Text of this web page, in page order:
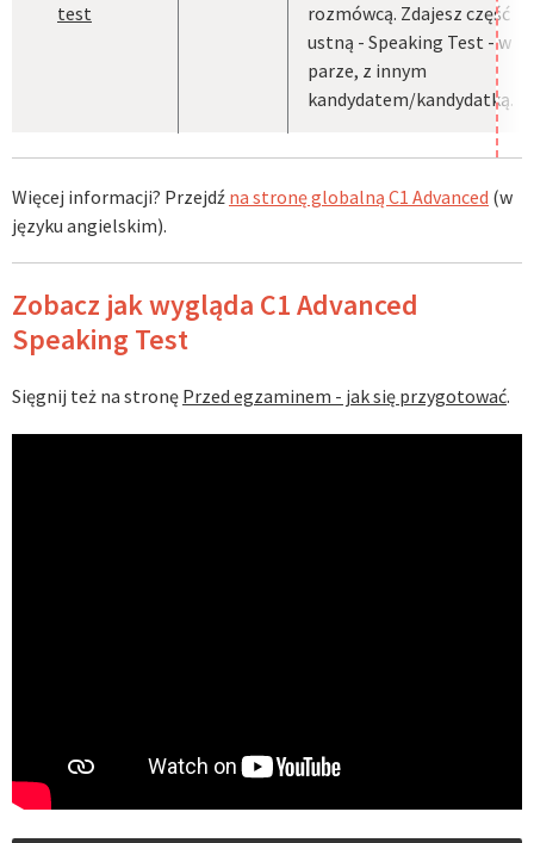
test
rozmówcą. Zdajesz część
ustną - Speaking Test - w
parze, z innym
kandydatem/kandydatką.
Więcej informacji? Przejdź na stronę globalną C1 Advanced (w
języku angielskim).
Zobacz jak wygląda C1 Advanced
Speaking Test
Sięgnij też na stronę Przed egzaminem - jak się przygotować.